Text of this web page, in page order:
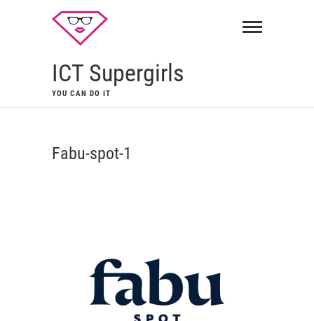
ICT Supergirls
YOU CAN DO IT
Fabu-spot-1